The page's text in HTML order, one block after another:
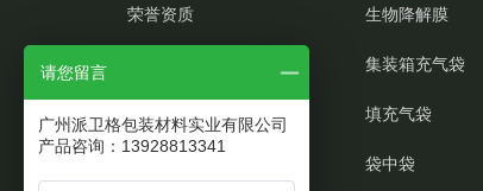
荣誉资质
客户见证
生物降解膜
集装箱充气袋
填充气袋
袋中袋
请您留言
广州派卫格包装材料实业有限公司
产品咨询：13928813341